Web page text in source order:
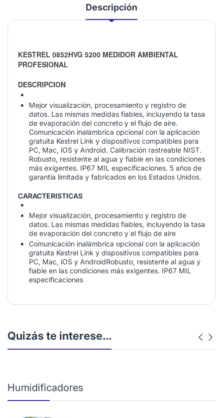
Descripción
KESTREL 0852HVG 5200 MEDIDOR AMBIENTAL
PROFESIONAL
DESCRIPCION
Mejor visualización, procesamiento y registro de
datos. Las mismas medidas fiables, incluyendo la tasa
de evaporación del concreto y el flujo de aire.
Comunicación inalámbrica opcional con la aplicación
gratuita Kestrel Link y dispositivos compatibles para
PC, Mac, iOS y Android. Calibración rastreable NIST.
Robusto, resistente al agua y fiable en las condiciones
más exigentes. IP67 MIL especificaciones. 5 años de
garantía limitada y fabricados en los Estados Unidos.
CARACTERISTICAS
Mejor visualización, procesamiento y registro de
datos. Las mismas medidas fiables, incluyendo la tasa
de evaporación del concreto y el flujo de aire
Comunicación inalámbrica opcional con la aplicación
gratuita Kestrel Link y dispositivos compatibles para
PC, Mac, iOS y AndroidRobusto, resistente al agua y
fiable en las condiciones más exigentes. IP67 MIL
especificaciones
Quizás te interese...
Humidificadores